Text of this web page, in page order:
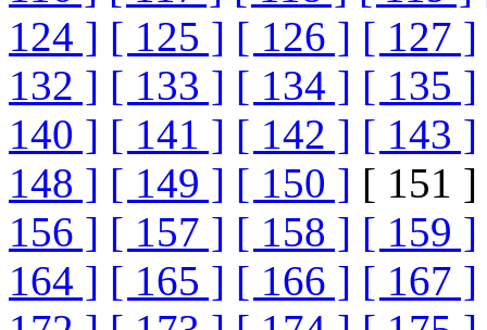
124 ] [ 125 ] [ 126 ] [ 127 ]
132 ] [ 133 ] [ 134 ] [ 135 ]
140 ] [ 141 ] [ 142 ] [ 143 ]
148 ] [ 149 ] [ 150 ] [ 151 ]
156 ] [ 157 ] [ 158 ] [ 159 ]
164 ] [ 165 ] [ 166 ] [ 167 ]